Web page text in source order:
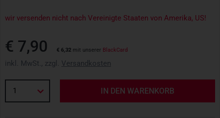
wir versenden nicht nach Vereinigte Staaten von Amerika, US!
€ 7,90 € 6,32 mit unserer BlackCard
inkl. MwSt., zzgl. Versandkosten
1 IN DEN WARENKORB